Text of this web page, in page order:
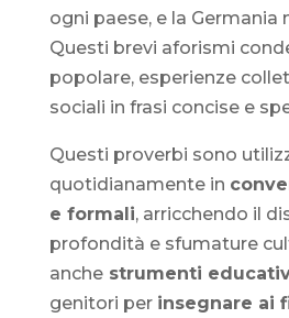
ogni paese, e la Germania
Questi brevi aforismi
popolare, esperienze
sociali in frasi concise e
Questi proverbi sono
quotidianamente in
e formali, arricchendo il
profondità e sfumature
anchestrumenti
genitori per insegnare ai